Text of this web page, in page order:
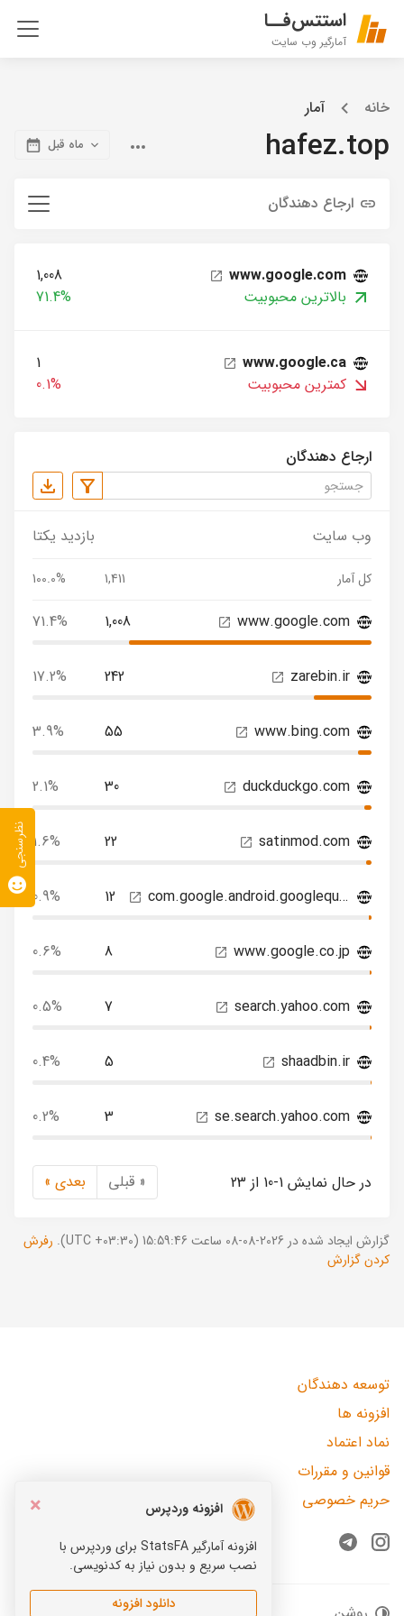
استتس‌فــا
آمارگیر وب سایت
خانه آمار
hafez.top ماه قبل
ارجاع دهندگان
www.google.com
1,008
بالاترین محبوبیت
71.4%
www.google.ca
1
کمترین محبوبیت
0.1%
ارجاع دهندگان
وب سایت بازدید یکتا
کل آمار 1,411
100.0%
www.google.com
1,008
71.4%
zarebin.ir
242
17.2%
www.bing.com
55
3.9%
duckduckgo.com
30
2.1%
satinmod.com
22
1.6%
com.google.android.googlequicksearchbox
12
0.9%
www.google.co.jp
8
0.6%
search.yahoo.com
7
0.5%
shaadbin.ir
5
0.4%
se.search.yahoo.com
3
0.2%
در حال نمایش 1-10 از 23 « قبلی بعدی »
گزارش ایجاد شده در 2026-08-08 ساعت 15:59:46 (UTC +03:30).
رفرش
کردن گزارش
×
افزونه وردپرس
افزونه آمارگیر StatsFA برای وردپرس با
نصب سریع و بدون نیاز به کدنویسی.
دانلود افزونه
توسعه دهندگان
افزونه ها
نماد اعتماد
قوانین و مقررات
حریم خصوصی
Instagram
Telegram
نظرسنجی